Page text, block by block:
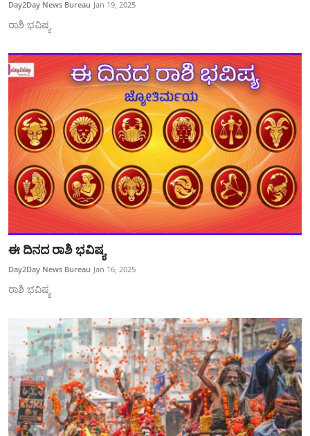
Day2Day News Bureau Jan 19, 2025
ರಾಶಿ ಭವಿಷ್ಯ
ಈ ದಿನದ ರಾಶಿ ಭವಿಷ್ಯ
Day2Day News Bureau Jan 16, 2025
ರಾಶಿ ಭವಿಷ್ಯ